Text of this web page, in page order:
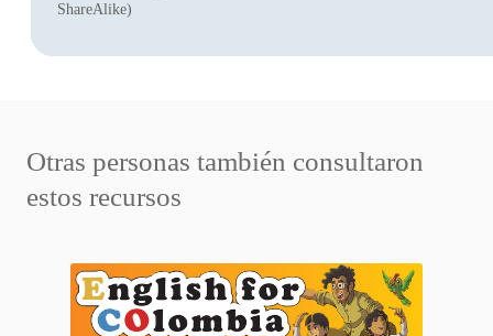
ShareAlike)
Otras personas también consultaron
estos recursos